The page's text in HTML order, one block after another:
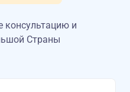
консультацию и
Страны